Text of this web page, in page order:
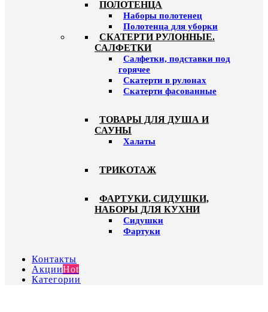
ПОЛОТЕНЦА
Наборы полотенец
Полотенца для уборки
СКАТЕРТИ РУЛОННЫЕ.
САЛФЕТКИ
Салфетки, подставки под
горячее
Скатерти в рулонах
Скатерти фасованные
ТОВАРЫ ДЛЯ ДУША И
САУНЫ
Халаты
ТРИКОТАЖ
ФАРТУКИ, СИДУШКИ,
НАБОРЫ ДЛЯ КУХНИ
Сидушки
Фартуки
Контакты
АкцииHot
Категории